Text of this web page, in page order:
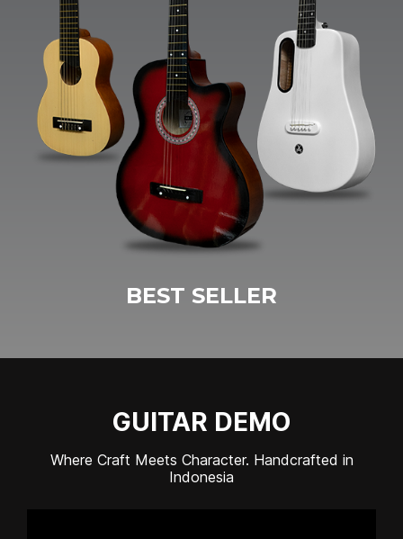
BEST SELLER
GUITAR DEMO
Where Craft Meets Character. Handcrafted in
Indonesia